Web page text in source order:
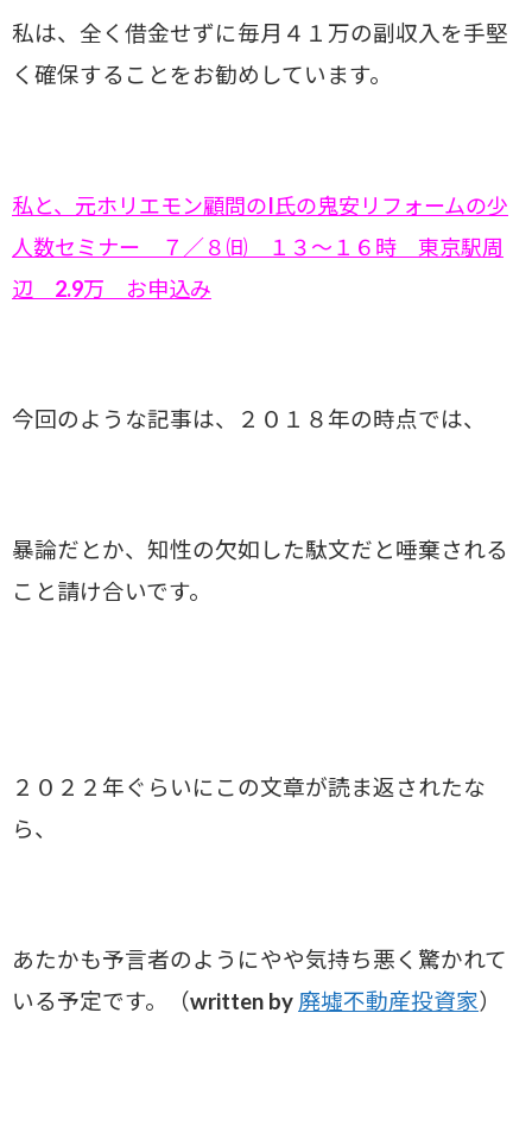
私は、全く借金せずに毎月４１万の副収入を手堅
く確保することをお勧めしています。
私と、元ホリエモン顧問のI氏の鬼安リフォームの少
人数セミナー ７／８㈰ １３～１６時 東京駅周
辺 2.9万 お申込み
今回のような記事は、２０１８年の時点では、
暴論だとか、知性の欠如した駄文だと唾棄される
こと請け合いです。
２０２２年ぐらいにこの文章が読ま返されたな
ら、
あたかも予言者のようにやや気持ち悪く驚かれて
いる予定です。（written by 廃墟不動産投資家）